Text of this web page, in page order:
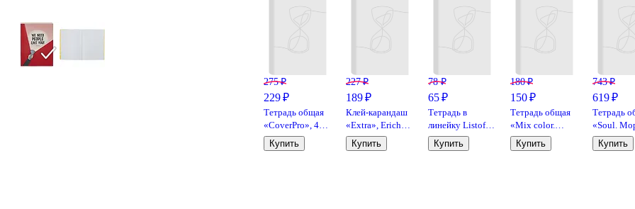
275 ₽
229 ₽
Тетрадь общая
«CoverPrо», 48
листов в клетку,
А4, в
Купить
227 ₽
189 ₽
Клей-карандаш
«Extra», Erich
Krause, 15 г
Купить
78 ₽
65 ₽
Тетрадь в
линейку Listoff
«Классическая
серия» в
Купить
180 ₽
150 ₽
Тетрадь общая
«Mix color.
Дизайн 11», 48
листов в клетку,
Купить
743 ₽
619 ₽
Тетрадь
«Soul.
96 листов в
клетку, А4
Купить